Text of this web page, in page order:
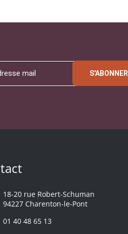
S'ABONNER
18-20 rue Robert-Schuman
94227 Charenton-le-Pont
01 40 48 65 13